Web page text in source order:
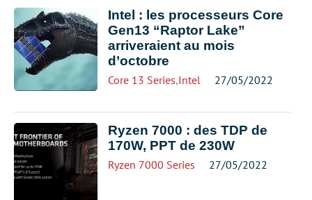
Intel : les processeurs Core
Gen13 “Raptor Lake”
arriveraient au mois
d’octobre
Core 13 Series,Intel 27/05/2022
Ryzen 7000 : des TDP de
170W, PPT de 230W
Ryzen 7000 Series 27/05/2022